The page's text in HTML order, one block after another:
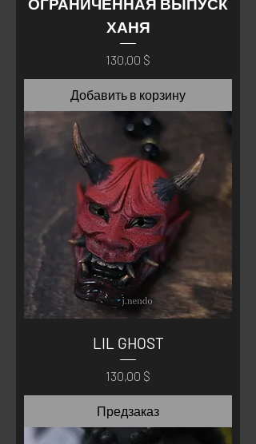
ОГРАНИЧЕННАЯ ВЫПУСК
ХАНЯ
Цена
130,00 $
Добавить в корзину
LIL GHOST
Цена
130,00 $
Предзаказ